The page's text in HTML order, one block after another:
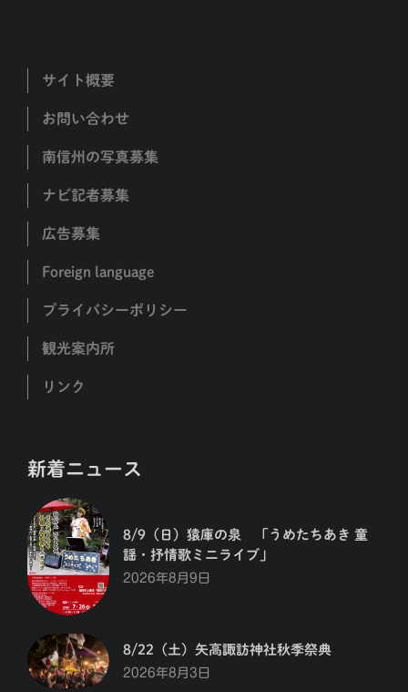
サイト概要
お問い合わせ
南信州の写真募集
ナビ記者募集
広告募集
Foreign language
プライバシーポリシー
観光案内所
リンク
新着ニュース
8/9（日）猿庫の泉 「うめたちあき 童
謡・抒情歌ミニライブ」
2026年8月9日
8/22（土）矢高諏訪神社秋季祭典
2026年8月3日